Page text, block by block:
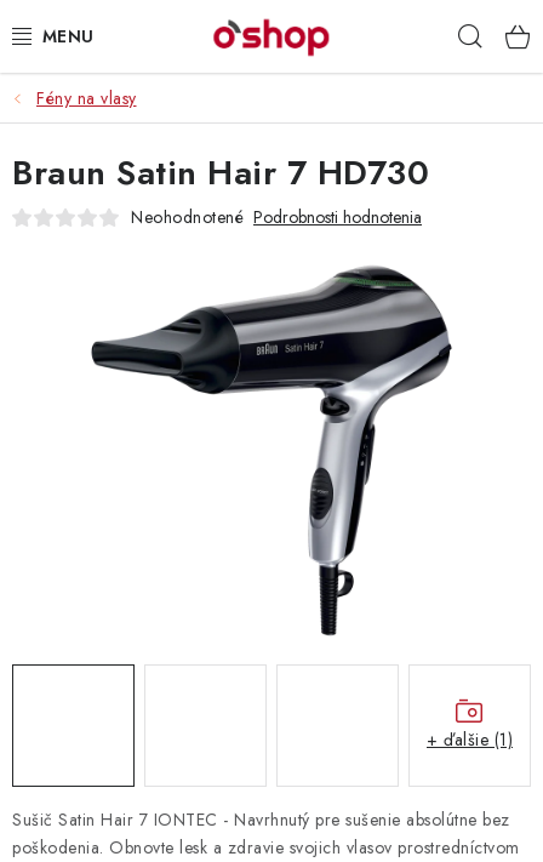
na
OSOBNÁ STAROSTLIVOSŤ
POTRAVINY
HRAČKY 🧸
ZACHRÁŇTE PRODUKTY
Obchodné podmienky
Servis a reklamácia
Fény na vlasy
Sušič Satin Hair 7 IONTEC - Navrhnutý pre sušenie absolútne bez
poškodenia. Obnovte lesk a zdravie svojich vlasov prostredníctvom
Braun Satin Hair 7 HD730
Neohodnotené Podrobnosti hodnotenia
+ ďalšie (1)